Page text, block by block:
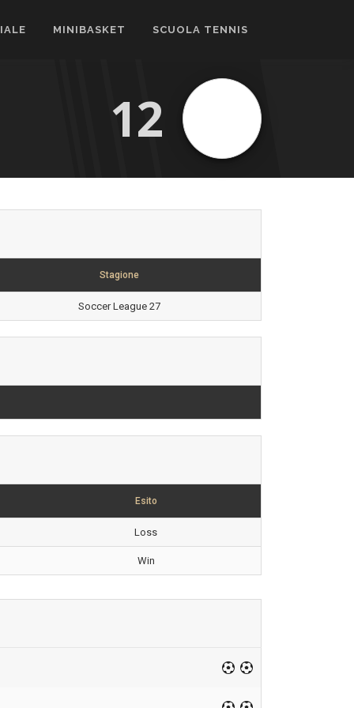
MINIBASKET SCUOLA TENNIS
12
Stagione
Soccer League 27
Esito
Loss
Win